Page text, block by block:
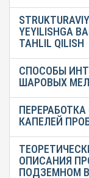
YEYILISHGA
TAHLIL QILISH
СПОСОБЫ
ШАРОВЫХ
КАПЕЛЕЙ
ОПИСАНИЯ
ПОДЗЕМНОМ